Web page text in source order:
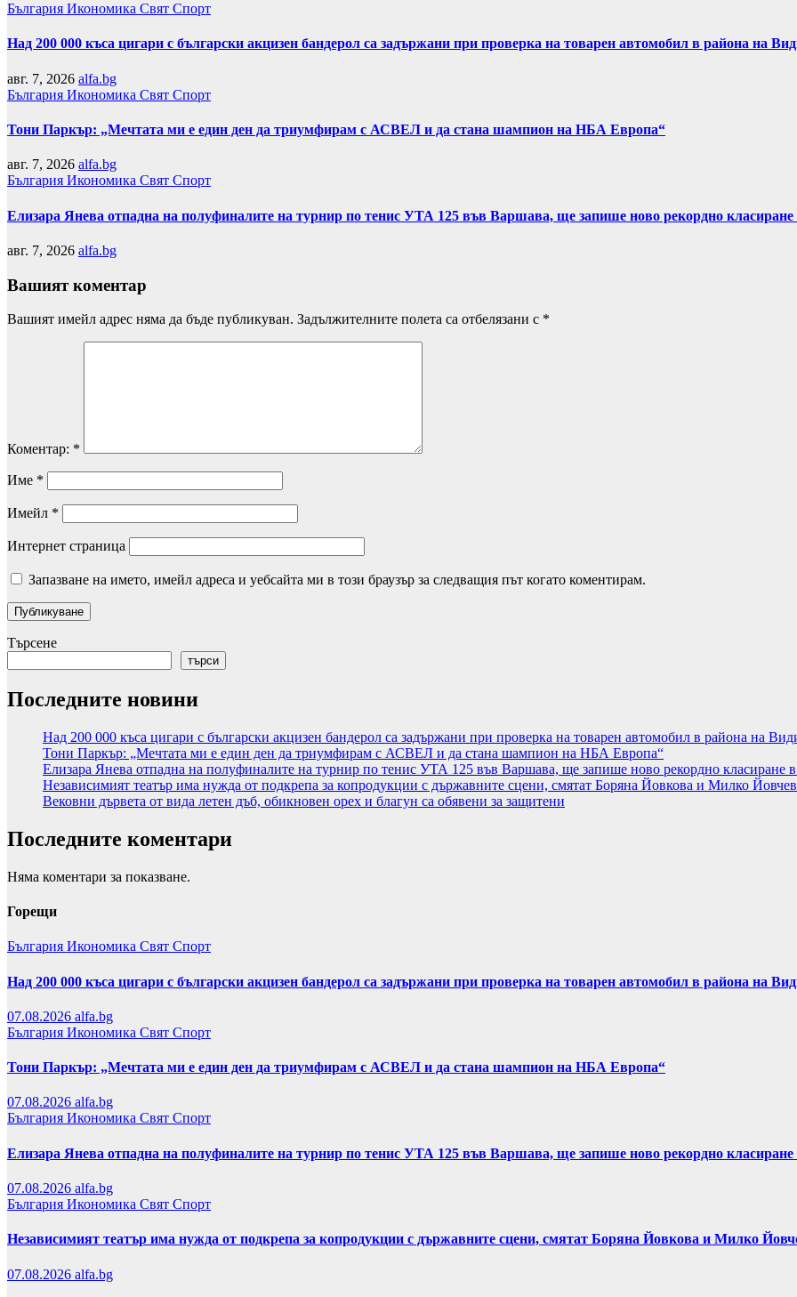
България Икономика Свят Спорт
Над 200 000 къса цигари с български акцизен бандерол са задържани при проверка на товарен автомобил в района на
авг. 7, 2026 alfa.bg
България Икономика Свят Спорт
Тони Паркър: „Мечтата ми е един ден да триумфирам с АСВЕЛ и да стана шампион на НБА Европа“
авг. 7, 2026 alfa.bg
България Икономика Свят Спорт
Елизара Янева отпадна на полуфиналите на турнир по тенис УТА 125 във Варшава, ще запише ново рекордно класиране
авг. 7, 2026 alfa.bg
Вашият коментар
Вашият имейл адрес няма да бъде публикуван. Задължителните полета са отбелязани с *
Коментар: *
Име *
Имейл *
Интернет страница
Запазване на името, имейл адреса и уебсайта ми в този браузър за следващия път когато коментирам.
Търсене
търси
Последните новини
Над 200 000 къса цигари с български акцизен бандерол са задържани при проверка на товарен автомобил в района на
Тони Паркър: „Мечтата ми е един ден да триумфирам с АСВЕЛ и да стана шампион на НБА Европа“
Елизара Янева отпадна на полуфиналите на турнир по тенис УТА 125 във Варшава, ще запише ново рекордно класиране в
Независимият театър има нужда от подкрепа за копродукции с държавните сцени, смятат Боряна Йовкова и Милко Йовчев
Вековни дървета от вида летен дъб, обикновен орех и благун са обявени за защитени
Последните коментари
Няма коментари за показване.
Горещи
България Икономика Свят Спорт
Над 200 000 къса цигари с български акцизен бандерол са задържани при проверка на товарен автомобил в района на
07.08.2026 alfa.bg
България Икономика Свят Спорт
Тони Паркър: „Мечтата ми е един ден да триумфирам с АСВЕЛ и да стана шампион на НБА Европа“
07.08.2026 alfa.bg
България Икономика Свят Спорт
Елизара Янева отпадна на полуфиналите на турнир по тенис УТА 125 във Варшава, ще запише ново рекордно класиране
07.08.2026 alfa.bg
България Икономика Свят Спорт
Независимият театър има нужда от подкрепа за копродукции с държавните сцени, смятат Боряна Йовкова и Милко
07.08.2026 alfa.bg